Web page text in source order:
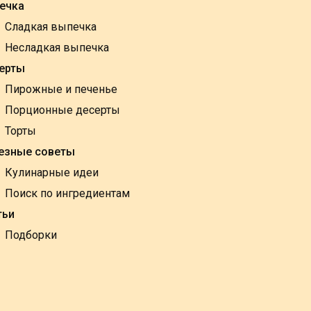
Сладкая выпечка
Несладкая выпечка
Пирожные и печенье
Порционные десерты
Торты
советы
Кулинарные идеи
Поиск по ингредиентам
Подборки